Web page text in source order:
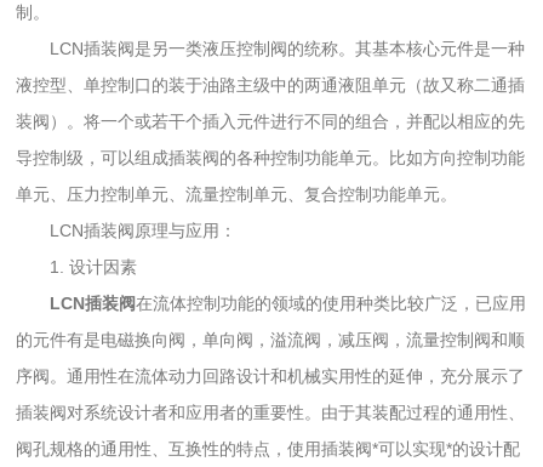
制。
LCN插装阀是另一类液压控制阀的统称。其基本核心元件是一种
液控型、单控制口的装于油路主级中的两通液阻单元（故又称二通插
装阀）。将一个或若干个插入元件进行不同的组合，并配以相应的先
导控制级，可以组成插装阀的各种控制功能单元。比如方向控制功能
单元、压力控制单元、流量控制单元、复合控制功能单元。
LCN插装阀原理与应用：
1. 设计因素
LCN插装阀在流体控制功能的领域的使用种类比较广泛，已应用
的元件有是电磁换向阀，单向阀，溢流阀，减压阀，流量控制阀和顺
序阀。通用性在流体动力回路设计和机械实用性的延伸，充分展示了
插装阀对系统设计者和应用者的重要性。由于其装配过程的通用性、
阀孔规格的通用性、互换性的特点，使用插装阀*可以实现*的设计配